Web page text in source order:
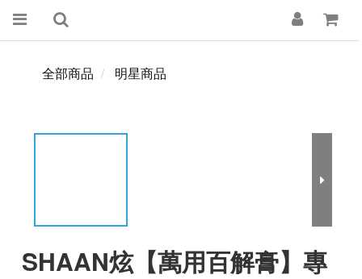
全部商品 明星商品
SHAAN炫【萬用百解膏】專